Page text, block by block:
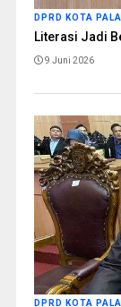
DPRD KOTA
Literasi Jadi
9 Juni 2026
DPRD KOTA